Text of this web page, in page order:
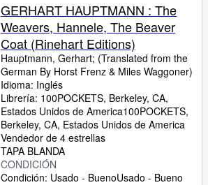
GERHART HAUPTMANN : The
Weavers, Hannele, The Beaver
Coat (Rinehart Editions)
Hauptmann, Gerhart; (Translated from the
German By Horst Frenz & Miles Waggoner)
Idioma: Inglés
Librería: 100POCKETS, Berkeley, CA,
Estados Unidos de America100POCKETS,
Berkeley, CA, Estados Unidos de America
Vendedor de 4 estrellas
TAPA BLANDA
CONDICIÓN
Condición: Usado - BuenoUsado - Bueno